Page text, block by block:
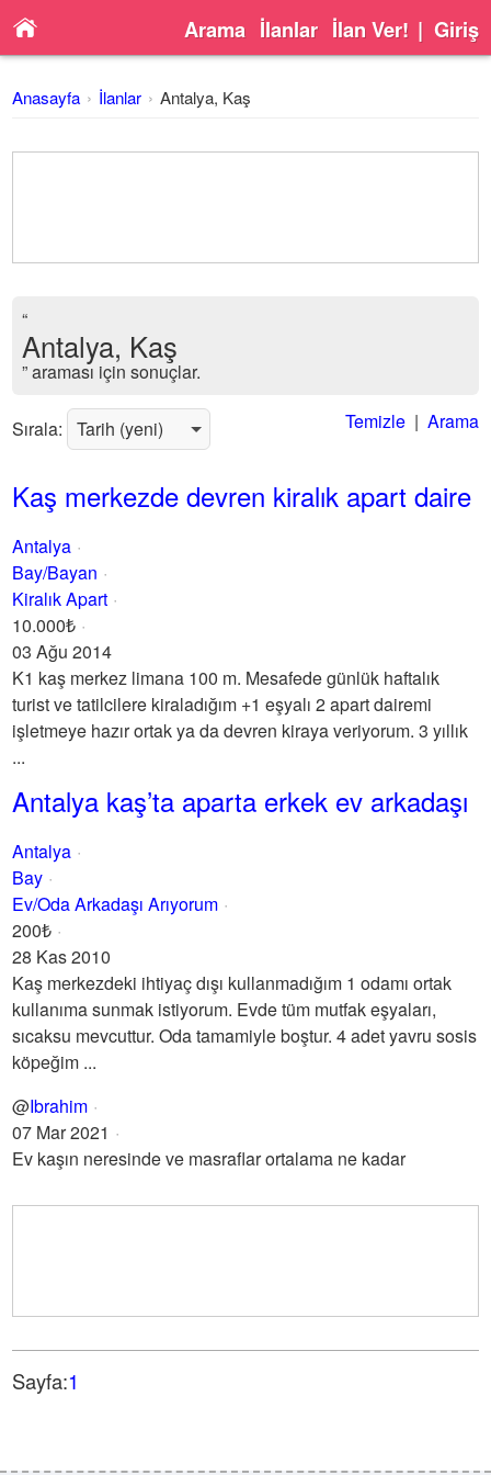
Arama İlanlar İlan Ver! | Giriş
Anasayfa İlanlar Antalya, Kaş
“
Antalya, Kaş
” araması için sonuçlar.
Sırala: Temizle| Arama
Kaş merkezde devren kiralık apart daire
Antalya
Bay/Bayan
Kiralık Apart
10.000₺
03 Ağu 2014
K1 kaş merkez limana 100 m. Mesafede günlük haftalık
turist ve tatilcilere kiraladığım +1 eşyalı 2 apart dairemi
işletmeye hazır ortak ya da devren kiraya veriyorum. 3 yıllık
...
Antalya kaş’ta aparta erkek ev arkadaşı
Antalya
Bay
Ev/Oda Arkadaşı Arıyorum
200₺
28 Kas 2010
Kaş merkezdeki ihtiyaç dışı kullanmadığım 1 odamı ortak
kullanıma sunmak istiyorum. Evde tüm mutfak eşyaları,
sıcaksu mevcuttur. Oda tamamiyle boştur. 4 adet yavru sosis
köpeğim ...
@Ibrahim
07 Mar 2021
Ev kaşın neresinde ve masraflar ortalama ne kadar
Sayfa:1